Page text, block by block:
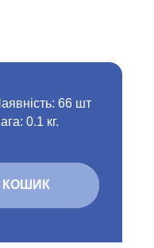
66 шт
0.1 кг.
КОШИК